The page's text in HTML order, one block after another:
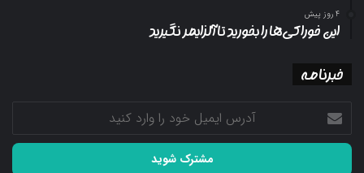
4 روز پیش
این خوراکی‌ها را بخورید تا آلزایمر نگیرید
خبرنامه
آدرس
ایمیل
خود